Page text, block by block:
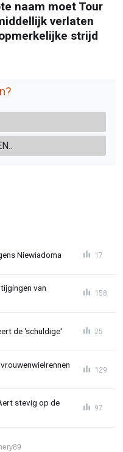
naam moet Tour
verlaten
strijd
Niewiadoma 17
van
158
de 'schuldige' 25
129
stevig op de
97